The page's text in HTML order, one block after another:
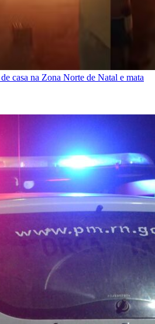
casa na Zona Norte de Natal e mata